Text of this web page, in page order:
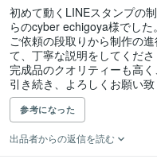
初めて動くLINEスタンプの
らのcyber echigoya様でした。
ご依頼の段取りから制作の
て、丁寧な説明をしてくださ
完成品のクオリティーも高
引き続き、よろしくお願い致
参考になった
出品者からの返信を読む